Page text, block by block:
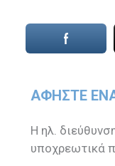
ΑΦΉΣΤΕ
Η ηλ.
υποχρεωτικά